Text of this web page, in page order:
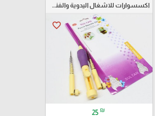
اكسسوارات للاشغال اليدوية والفنون
favorite_border
25 ₪